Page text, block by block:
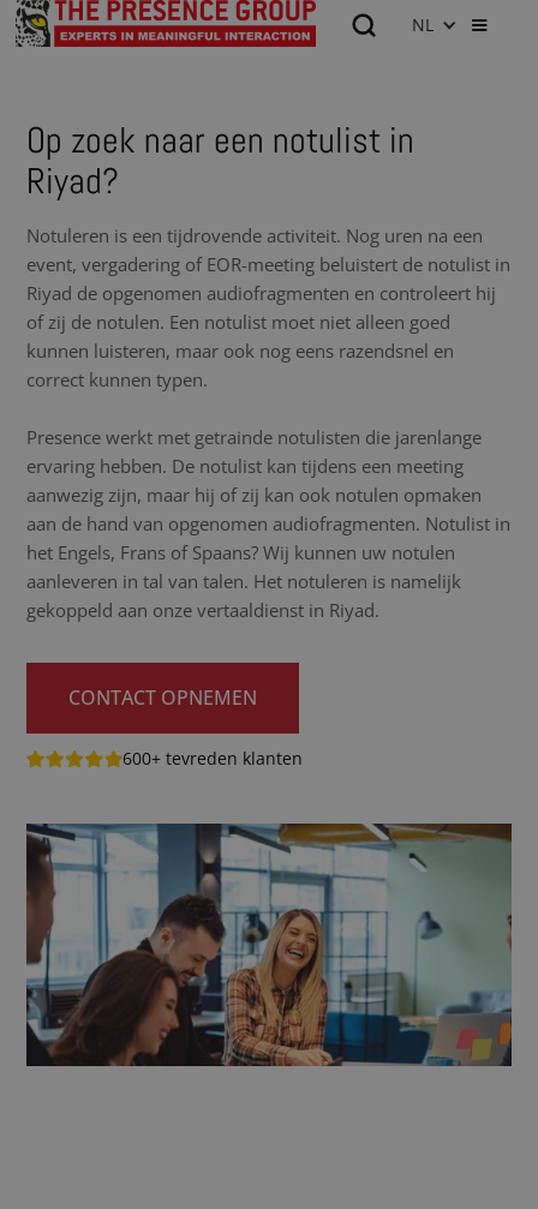
NL
Op zoek naar een notulist in
Riyad?
Notuleren is een tijdrovende activiteit. Nog uren na een
event, vergadering of EOR-meeting beluistert de notulist in
Riyad de opgenomen audiofragmenten en controleert hij
of zij de notulen. Een notulist moet niet alleen goed
kunnen luisteren, maar ook nog eens razendsnel en
correct kunnen typen.
Presence werkt met getrainde notulisten die jarenlange
ervaring hebben. De notulist kan tijdens een meeting
aanwezig zijn, maar hij of zij kan ook notulen opmaken
aan de hand van opgenomen audiofragmenten. Notulist in
het Engels, Frans of Spaans? Wij kunnen uw notulen
aanleveren in tal van talen. Het notuleren is namelijk
gekoppeld aan onze vertaaldienst in Riyad.
CONTACT OPNEMEN
600+ tevreden klanten